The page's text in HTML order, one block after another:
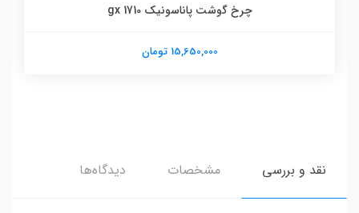
چرخ گوشت پاناسونیک gx 1710
15,650,000 تومان
نقد و بررسی مشخصات دیدگاه‌ها